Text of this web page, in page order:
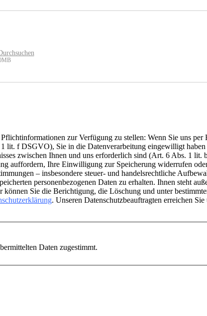
zur Verfügung zu stellen: Wenn Sie uns per
1 lit. f DSGVO), Sie in die Datenverarbeitung eingewilligt
zwischen Ihnen und uns erforderlich sind (Art. 6 Abs. 1 lit.
auffordern, Ihre Einwilligung zur Speicherung widerrufen
– insbesondere steuer- und handelsrechtliche
personenbezogenen Daten zu erhalten. Ihnen steht
Sie die Berichtigung, die Löschung und unter
. Unseren Datenschutzbeauftragten erreichen Sie
Daten zugestimmt.